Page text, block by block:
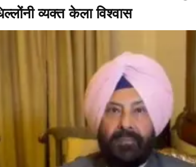
व्यक्त केला विश्वास